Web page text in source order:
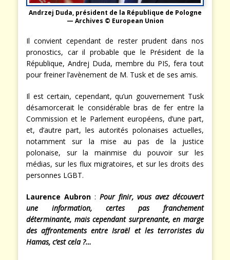
Andrzej Duda, président de la République de Pologne
— Archives © European Union
Il convient cependant de rester prudent dans nos
pronostics, car il probable que le Président de la
République, Andrej Duda, membre du PIS, fera tout
pour freiner l’avènement de M. Tusk et de ses amis.
Il est certain, cependant, qu’un gouvernement Tusk
désamorcerait le considérable bras de fer entre la
Commission et le Parlement européens, d’une part,
et, d’autre part, les autorités polonaises actuelles,
notamment sur la mise au pas de la justice
polonaise, sur la mainmise du pouvoir sur les
médias, sur les flux migratoires, et sur les droits des
personnes LGBT.
Laurence Aubron : Pour finir, vous avez découvert
une information, certes pas franchement
déterminante, mais cependant surprenante, en marge
des affrontements entre Israël et les terroristes du
Hamas, c’est cela ?…